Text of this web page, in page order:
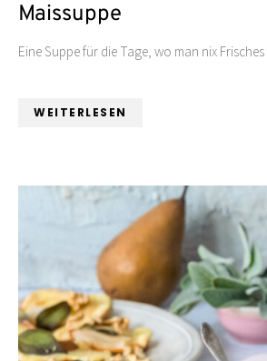
Maissuppe
Eine Suppe für die Tage, wo man nix
WEITERLESEN